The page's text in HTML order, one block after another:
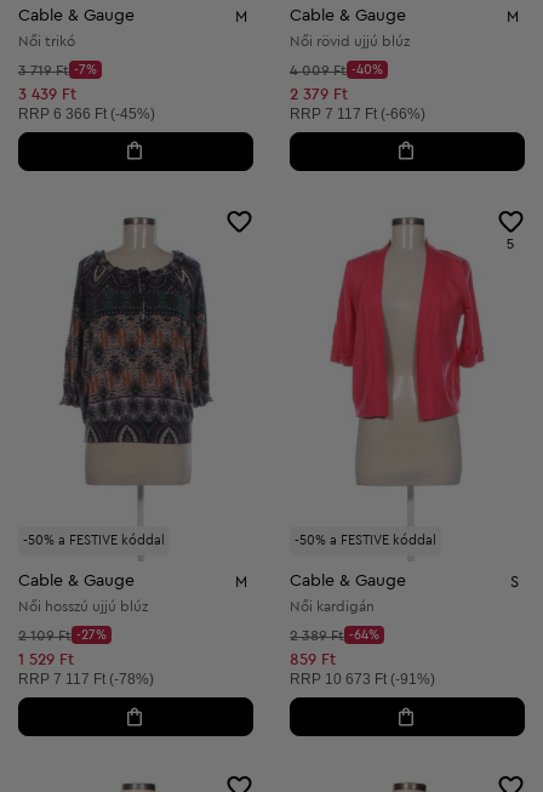
Cable & Gauge M
Női trikó
Kezdő ár:
3 719 Ft
Discount Price:
-7%
Csökkentett ár:
3 439 Ft
Ajánlott ár:
RRP 6 366 Ft (-45%)
Cable & Gauge M
Női rövid ujjú blúz
Kezdő ár:
4 009 Ft
Discount Price:
-40%
Csökkentett ár:
2 379 Ft
Ajánlott ár:
RRP 7 117 Ft (-66%)
-50% a FESTIVE kóddal
Cable & Gauge M
Női hosszú ujjú blúz
Kezdő ár:
2 109 Ft
Discount Price:
-27%
Csökkentett ár:
1 529 Ft
Ajánlott ár:
RRP 7 117 Ft (-78%)
-50% a FESTIVE kóddal
5
Cable & Gauge S
Női kardigán
Kezdő ár:
2 389 Ft
Discount Price:
-64%
Csökkentett ár:
859 Ft
Ajánlott ár:
RRP 10 673 Ft (-91%)